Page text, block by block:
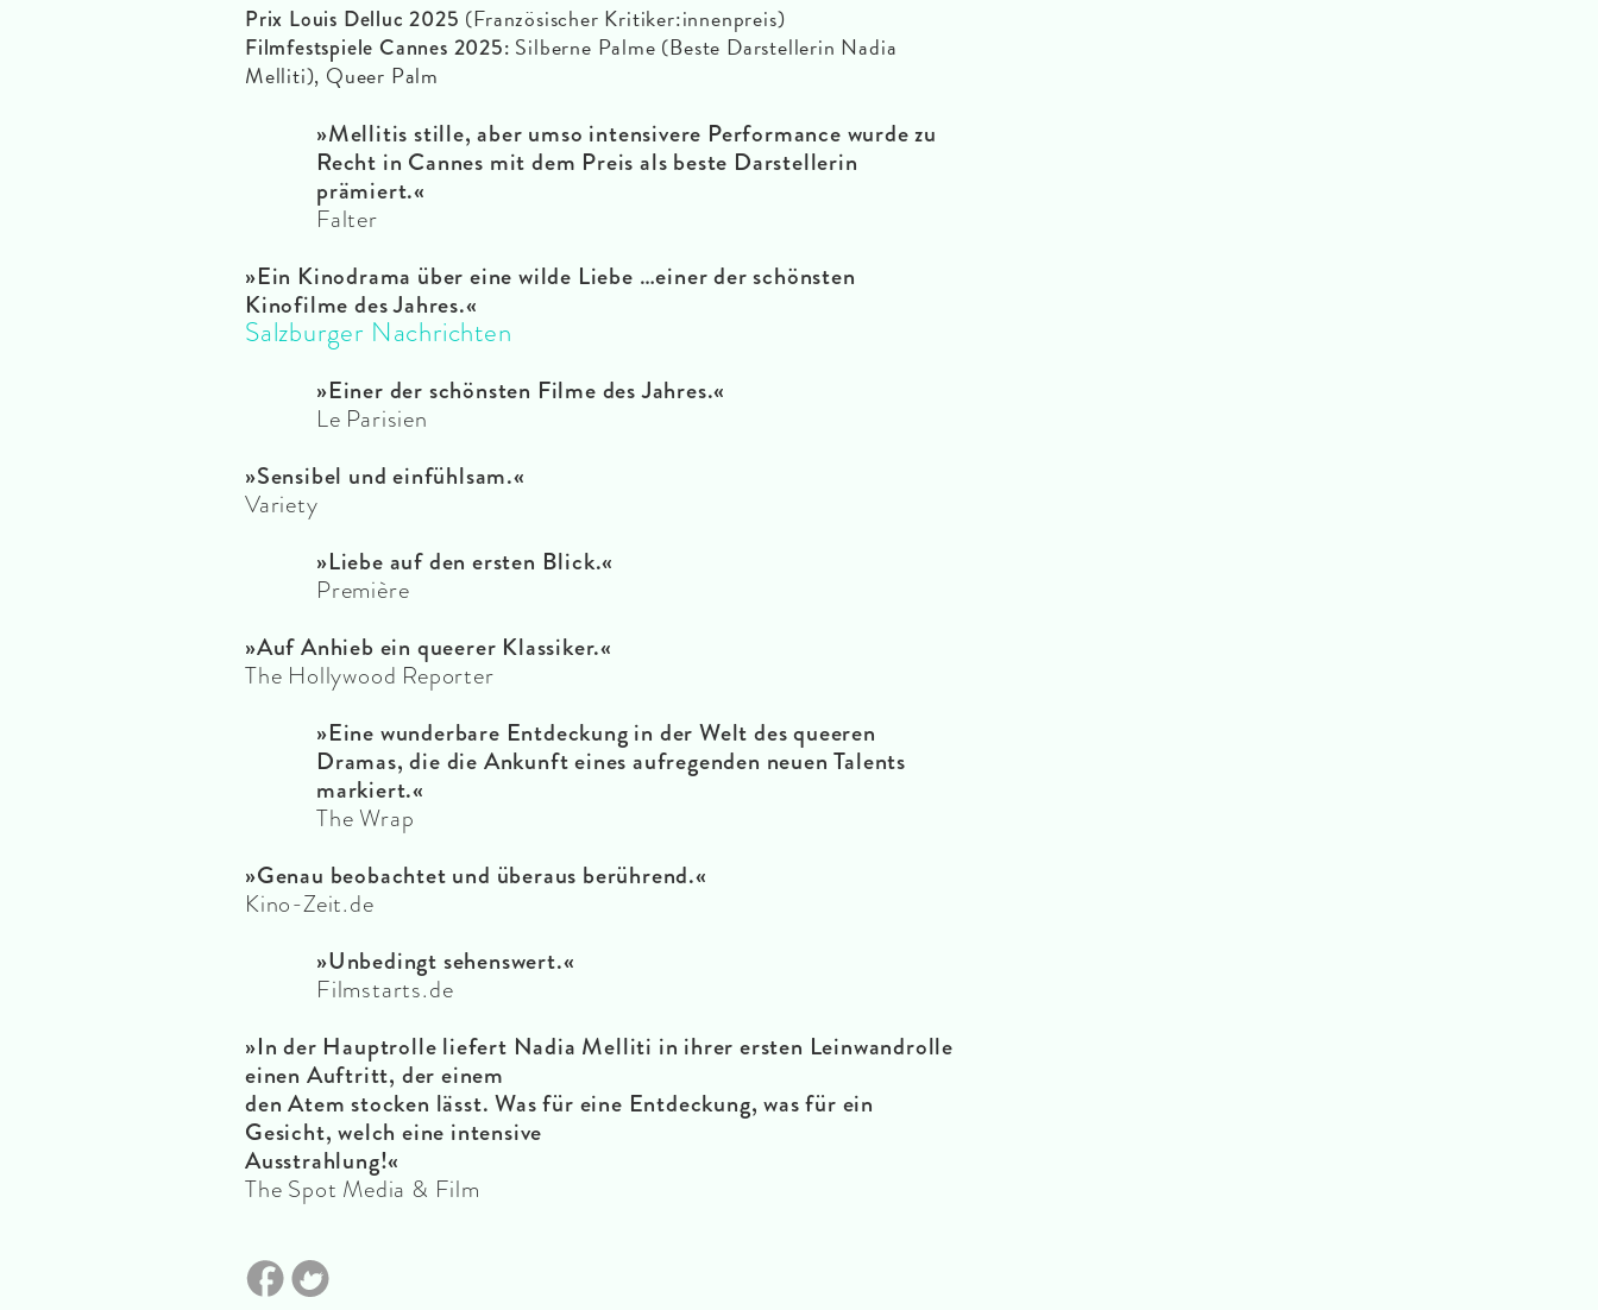
Prix Louis Delluc 2025 (Französischer Kritiker:innenpreis)
Filmfestspiele Cannes 2025: Silberne Palme (Beste Darstellerin Nadia
Melliti), Queer Palm
»Mellitis stille, aber umso intensivere Performance wurde zu
Recht in Cannes mit dem Preis als beste Darstellerin
prämiert.«
Falter
»Ein Kinodrama über eine wilde Liebe …einer der schönsten
Kinofilme des Jahres.«
Salzburger Nachrichten
»Einer der schönsten Filme des Jahres.«
Le Parisien
»Sensibel und einfühlsam.«
Variety
»Liebe auf den ersten Blick.«
Première
»Auf Anhieb ein queerer Klassiker.«
The Hollywood Reporter
»Eine wunderbare Entdeckung in der Welt des queeren
Dramas, die die Ankunft eines aufregenden neuen Talents
markiert.«
The Wrap
»Genau beobachtet und überaus berührend.«
Kino-Zeit.de
»Unbedingt sehenswert.«
Filmstarts.de
»In der Hauptrolle liefert Nadia Melliti in ihrer ersten Leinwandrolle
einen Auftritt, der einem
den Atem stocken lässt. Was für eine Entdeckung, was für ein
Gesicht, welch eine intensive
Ausstrahlung!«
The Spot Media & Film